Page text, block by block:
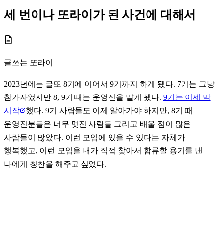
세 번이나 또라이가 된 사건에 대해서
글쓰는 또라이
2023년에는 글또 8기에 이어서 9기까지 하게 됐다. 7기는 그냥
참가자였지만 8, 9기 때는 운영진을 맡게 됐다. 9기는 이제 막
시작
했다. 9기 사람들도 이제 알아가야 하지만, 8기 때
운영진분들은 너무 멋진 사람들 그리고 배울 점이 많은
사람들이 많았다. 이런 모임에 있을 수 있다는 자체가
행복했고, 이런 모임을 내가 직접 찾아서 합류할 용기를 낸
나에게 칭찬을 해주고 싶었다.